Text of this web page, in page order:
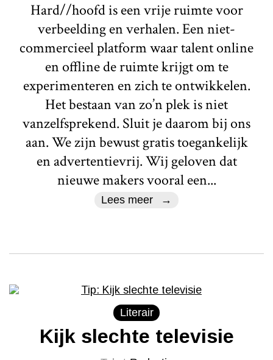
Hard//hoofd is een vrije ruimte voor
verbeelding en verhalen. Een niet-
commercieel platform waar talent online
en offline de ruimte krijgt om te
experimenteren en zich te ontwikkelen.
Het bestaan van zo’n plek is niet
vanzelfsprekend. Sluit je daarom bij ons
aan. We zijn bewust gratis toegankelijk
en advertentievrij. Wij geloven dat
nieuwe makers vooral een...
Lees meer
Literair
Kijk slechte televisie